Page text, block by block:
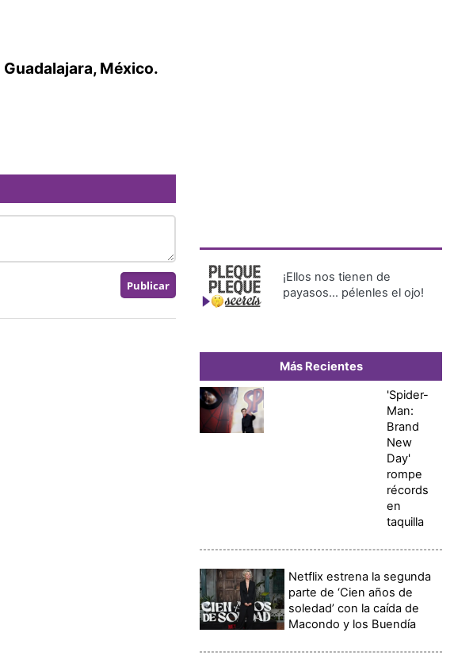
Guadalajara, México.
¡Ellos nos tienen de
payasos… pélenles el ojo!
Más Recientes
'Spider-
Man:
Brand
New
Day'
rompe
récords
en
taquilla
Netflix estrena la segunda
parte de ‘Cien años de
soledad’ con la caída de
Macondo y los Buendía